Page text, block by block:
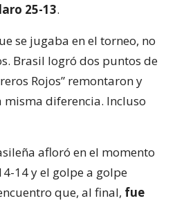
25-13.
se jugaba en el torneo, no
Brasil logró dos puntos de
Rojos” remontaron y
diferencia. Incluso
afloró en el momento
14 y el golpe a golpe
que, al final, fue